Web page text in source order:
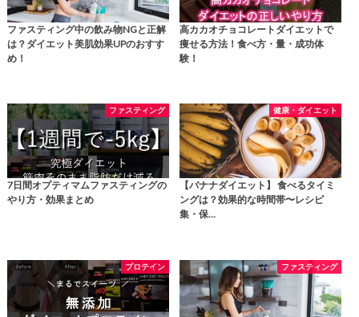
ファスティング中の飲み物NGと正解
は？ダイエット美肌効果UPのおすす
め！
高カカオチョコレートダイエットで
痩せる方法！食べ方・量・成功体
験！
ファスティング
7日間オプティマムファスティングの
やり方・効果まとめ
健康・ダイエット
【バナナダイエット】 食べるタイミ
ングは？効果的な時間帯〜レシピ
集・保…
プロテイン ファスティング